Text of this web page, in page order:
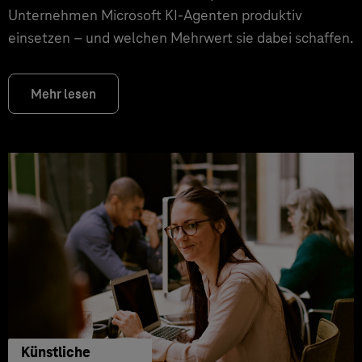
Unternehmen Microsoft KI-Agenten produktiv
einsetzen – und welchen Mehrwert sie dabei schaffen.
Mehr lesen
Künstliche